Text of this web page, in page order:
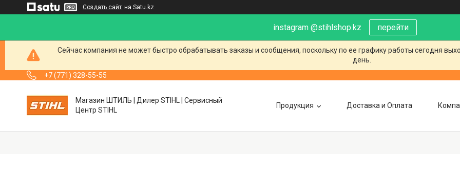
Создать сайт на Satu.kz
instagram @stihlshop.kz перейти
Сейчас компания не может быстро обрабатывать заказы и сообщения, поскольку по ее графику работы сегодня
день.
+7 (771) 328-55-55
Магазин ШТИЛЬ | Дилер STIHL | Сервисный
Центр STIHL
Продукция Доставка и Оплата